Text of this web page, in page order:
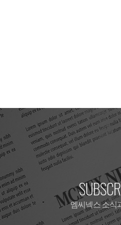
엠씨넥스 소식